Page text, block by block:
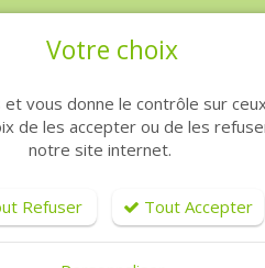
Votre choix
vous donne le contrôle sur
de les accepter ou de les
notre site internet.
Refuser Tout Accepter